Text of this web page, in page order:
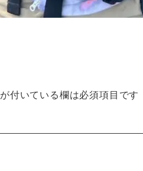
が付いている欄は必須項目です